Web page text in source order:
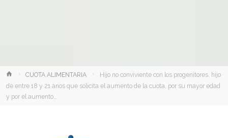
InicioCUOTA ALIMENTARIA
Hijo no conviviente con los progenitores. hijo
de entre 18 y 21 anos que solicita el aumento de la cuota, por su mayor edad
y por el aumento…